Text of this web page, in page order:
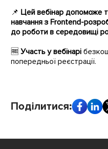
📌Цей вебінар допоможе
навчання з Frontend-
до роботи в середовищі
🆓Участь у вебінарі
попередньої реєстрації.
Поділитися: